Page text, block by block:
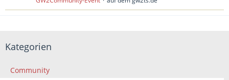
Kategorien
Community